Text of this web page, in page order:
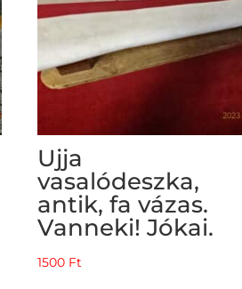
Ujja
vasalódeszka,
antik, fa vázas.
Vanneki! Jókai.
1500 Ft